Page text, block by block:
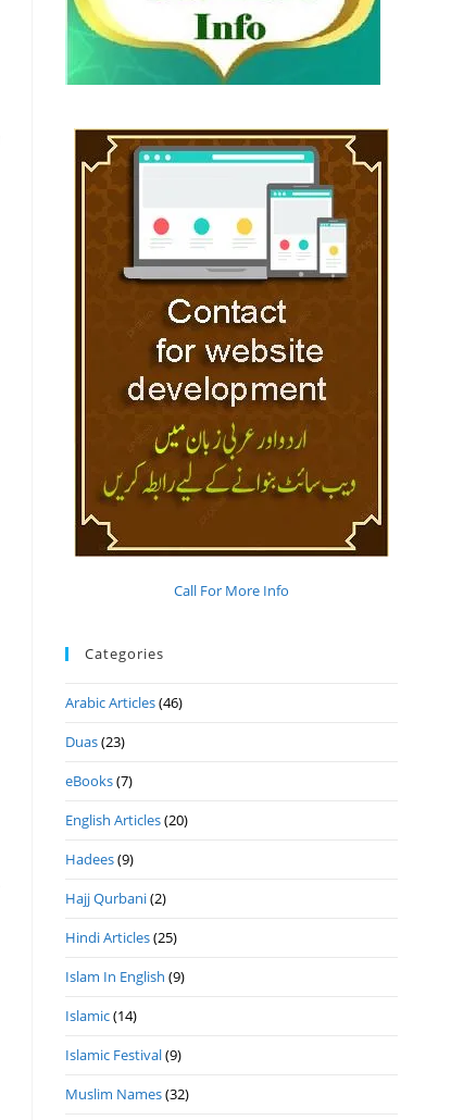
Call For More Info
Categories
Arabic Articles(46)
Duas(23)
eBooks(7)
English Articles(20)
Hadees(9)
Hajj Qurbani(2)
Hindi Articles(25)
Islam In English (9)
Islamic(14)
Islamic Festival(9)
Muslim Names(32)